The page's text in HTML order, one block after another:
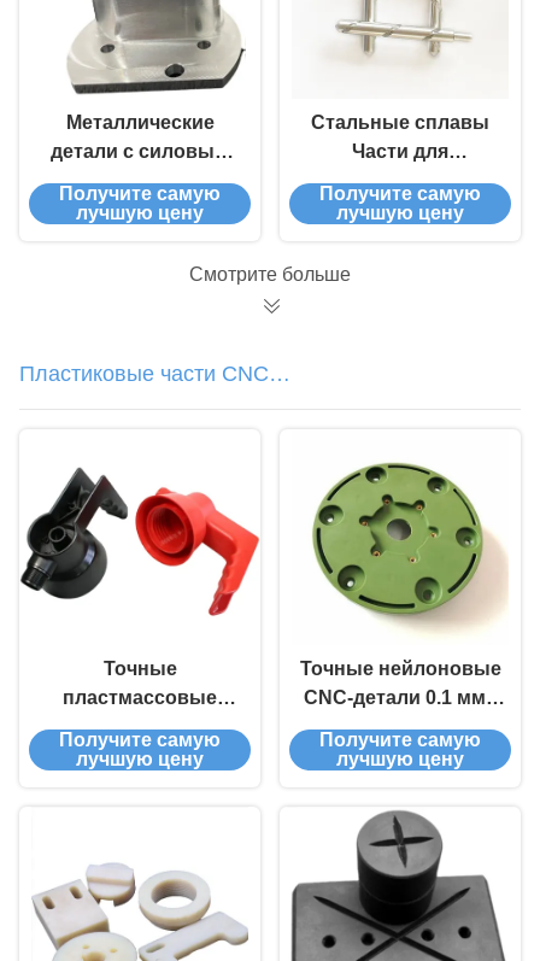
Металлические
детали с силовым
покрытием с ЧПУ,
покрытые цинком
Получите самую
лучшую цену
Стальные сплавы
Части для
обработки с
помощью ЧПУ,
нагревом для
Получите самую
лучшую цену
Смотрите больше
Пластиковые части CNC
подвергая механической
Точные
пластмассовые
CNC-
обрабатывающие
доступны
Получите самую
лучшую цену
Точные нейлоновые
CNC-детали 0.1 мм -
0.005 мм
Толерантность
Получите самую
лучшую цену